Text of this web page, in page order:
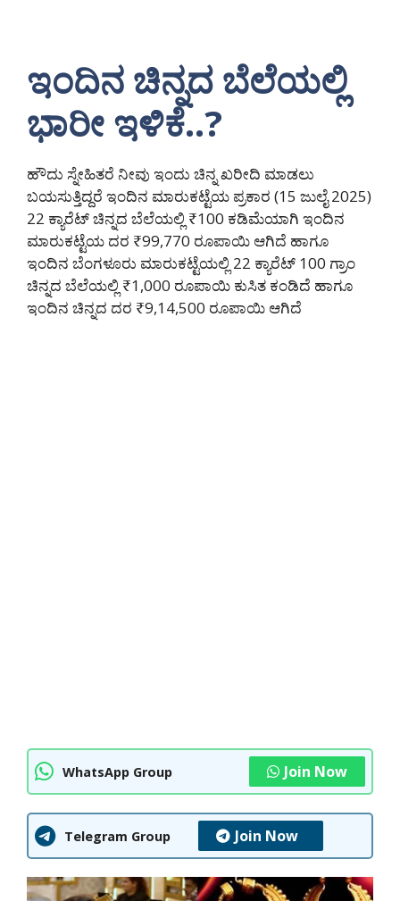
ಇಂದಿನ ಚಿನ್ನದ ಬೆಲೆಯಲ್ಲಿ
ಭಾರೀ ಇಳಿಕೆ..?
ಹೌದು ಸ್ನೇಹಿತರೆ ನೀವು ಇಂದು ಚಿನ್ನ ಖರೀದಿ ಮಾಡಲು
ಬಯಸುತ್ತಿದ್ದರೆ ಇಂದಿನ ಮಾರುಕಟ್ಟೆಯ ಪ್ರಕಾರ (15 ಜುಲೈ 2025)
22 ಕ್ಯಾರೆಟ್ ಚಿನ್ನದ ಬೆಲೆಯಲ್ಲಿ ₹100 ಕಡಿಮೆಯಾಗಿ ಇಂದಿನ
ಮಾರುಕಟ್ಟೆಯ ದರ ₹99,770 ರೂಪಾಯಿ ಆಗಿದೆ ಹಾಗೂ
ಇಂದಿನ ಬೆಂಗಳೂರು ಮಾರುಕಟ್ಟೆಯಲ್ಲಿ 22 ಕ್ಯಾರೆಟ್ 100 ಗ್ರಾಂ
ಚಿನ್ನದ ಬೆಲೆಯಲ್ಲಿ ₹1,000 ರೂಪಾಯಿ ಕುಸಿತ ಕಂಡಿದೆ ಹಾಗೂ
ಇಂದಿನ ಚಿನ್ನದ ದರ ₹9,14,500 ರೂಪಾಯಿ ಆಗಿದೆ
WhatsApp Group Join Now
Telegram Group Join Now